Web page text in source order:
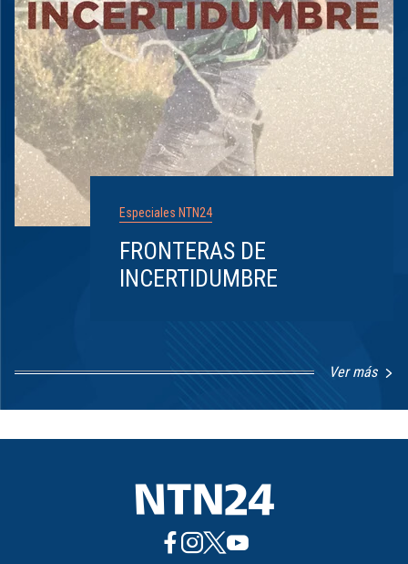
Especiales NTN24
FRONTERAS DE
INCERTIDUMBRE
Ver más
1
8